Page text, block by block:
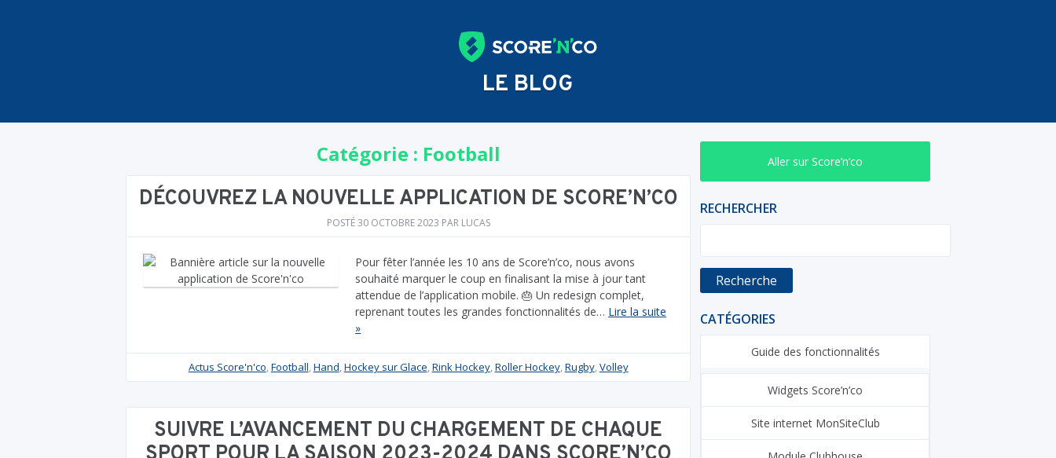
LE BLOG
Catégorie : Football
DÉCOUVREZ LA NOUVELLE APPLICATION DE SCORE’N’CO
POSTÉ30 OCTOBRE 2023 PAR LUCAS
Pour fêter l’année les 10 ans de Score’n’co, nous avons
souhaité marquer le coup en finalisant la mise à jour tant
attendue de l’application mobile. 🎂 Un redesign complet,
reprenant toutes les grandes fonctionnalités de… Lire la suite
»
Actus Score'n'co Football Hand Hockey sur Glace Rink Hockey, Roller Hockey, Rugby, Volley
SUIVRE L’AVANCEMENT DU CHARGEMENT DE CHAQUE
Aller sur Score’n’co
RECHERCHER
Recherche
CATÉGORIES
Guide des fonctionnalités
Widgets Score’n’co
Site internet MonSiteClub